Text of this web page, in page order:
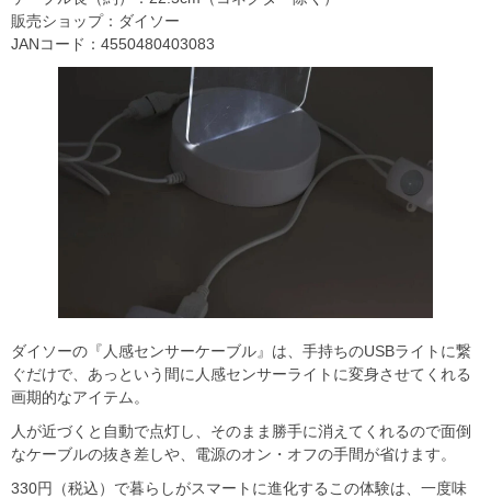
販売ショップ：ダイソー
JANコード：4550480403083
ダイソーの『人感センサーケーブル』は、手持ちのUSBライトに繋
ぐだけで、あっという間に人感センサーライトに変身させてくれる
画期的なアイテム。
人が近づくと自動で点灯し、そのまま勝手に消えてくれるので面倒
なケーブルの抜き差しや、電源のオン・オフの手間が省けます。
330円（税込）で暮らしがスマートに進化するこの体験は、一度味